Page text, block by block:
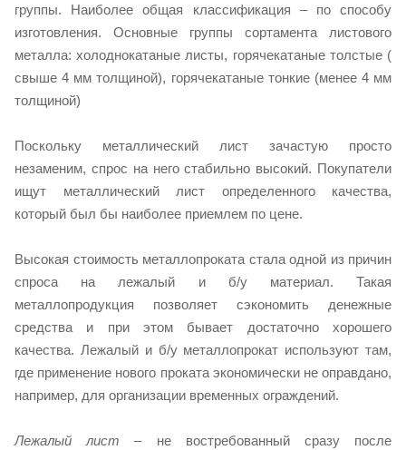
группы. Наиболее общая классификация – по способу
изготовления. Основные группы сортамента листового
металла: холоднокатаные листы, горячекатаные толстые (
свыше 4 мм толщиной), горячекатаные тонкие (менее 4 мм
толщиной)
Поскольку металлический лист зачастую просто
незаменим, спрос на него стабильно высокий. Покупатели
ищут металлический лист определенного качества,
который был бы наиболее приемлем по цене.
Высокая стоимость металлопроката стала одной из причин
спроса на лежалый и б/у материал. Такая
металлопродукция позволяет сэкономить денежные
средства и при этом бывает достаточно хорошего
качества. Лежалый и б/у металлопрокат используют там,
где применение нового проката экономически не оправдано,
например, для организации временных ограждений.
Лежалый лист – не востребованный сразу после